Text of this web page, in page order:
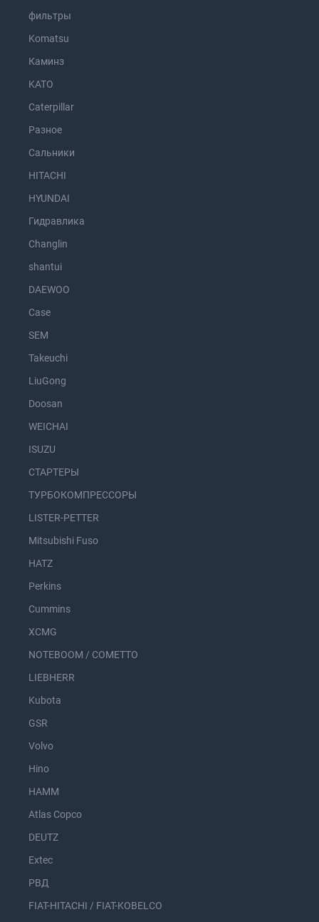
фильтры
Komatsu
Каминз
KATO
Caterpillar
Разное
Сальники
HITACHI
HYUNDAI
Гидравлика
Changlin
shantui
DAEWOO
Case
SEM
Takeuchi
LiuGong
Doosan
WEICHAI
ISUZU
СТАРТЕРЫ
ТУРБОКОМПРЕССОРЫ
LISTER-PETTER
Mitsubishi Fuso
HATZ
Perkins
Cummins
XCMG
NOTEBOOM / COMETTO
LIEBHERR
Kubota
GSR
Volvo
Hino
HAMM
Atlas Copco
DEUTZ
Extec
РВД
FIAT-HITACHI / FIAT-KOBELCO